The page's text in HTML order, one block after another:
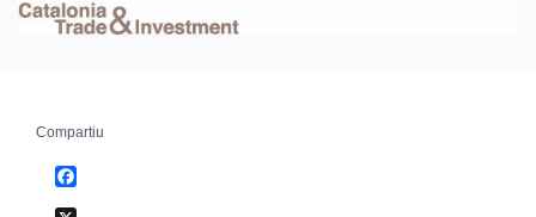
Compartiu